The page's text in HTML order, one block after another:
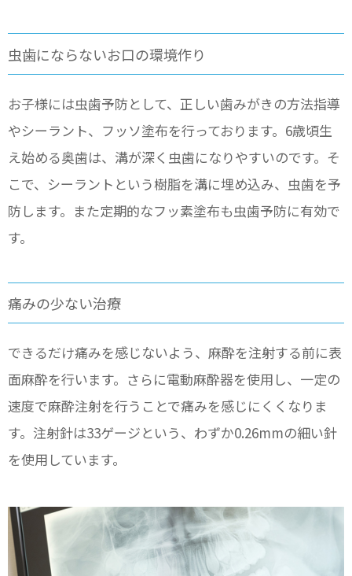
虫歯にならないお口の環境作り
お子様には虫歯予防として、正しい歯みがきの方法指導
やシーラント、フッソ塗布を行っております。6歳頃生
え始める奥歯は、溝が深く虫歯になりやすいのです。そ
こで、シーラントという樹脂を溝に埋め込み、虫歯を予
防します。また定期的なフッ素塗布も虫歯予防に有効で
す。
痛みの少ない治療
できるだけ痛みを感じないよう、麻酔を注射する前に表
面麻酔を行います。さらに電動麻酔器を使用し、一定の
速度で麻酔注射を行うことで痛みを感じにくくなりま
す。注射針は33ゲージという、わずか0.26mmの細い針
を使用しています。